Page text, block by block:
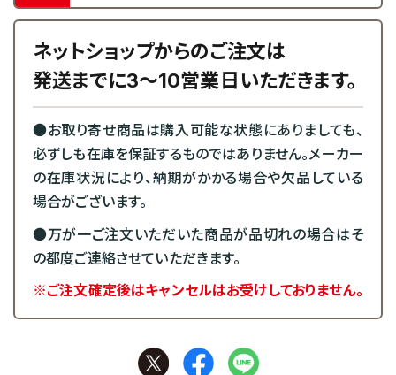
ネットショップからのご注文は
発送までに3～10営業日いただきます。
●お取り寄せ商品は購入可能な状態にありましても、
必ずしも在庫を保証するものではありません。メーカー
の在庫状況により、納期がかかる場合や欠品している
場合がございます。
●万が一ご注文いただいた商品が品切れの場合はそ
の都度ご連絡させていただきます。
※ご注文確定後はキャンセルはお受けしておりません。